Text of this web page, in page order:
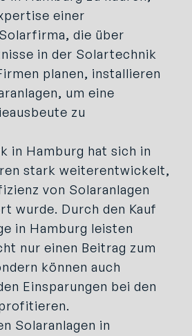
einer
die über
in der Solartechnik
planen, installieren
um eine
zu
in Hamburg hat sich in
stark weiterentwickelt,
von Solaranlagen
wurde. Durch den Kauf
in Hamburg leisten
nur einen Beitrag zum
können auch
Einsparungen bei den
Solaranlagen in